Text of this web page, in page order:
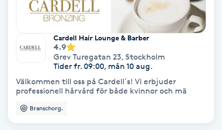
Färgning
Gel naglar
Gelenaglar
Cardell Hair Lounge & Barber
4.9
Grev Turegatan 23, Stockholm
Tider fr. 09:00, mån 10 aug.
Välkommen till oss på Cardell´s! Vi erbjuder
professionell hårvård för både kvinnor och mä
Branschorg.